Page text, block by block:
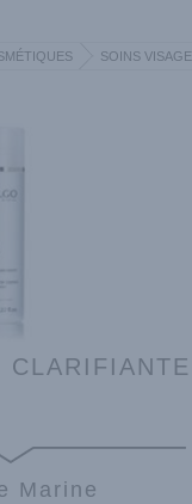
SOINS VISAGE
CLARIFIANTE
Marine